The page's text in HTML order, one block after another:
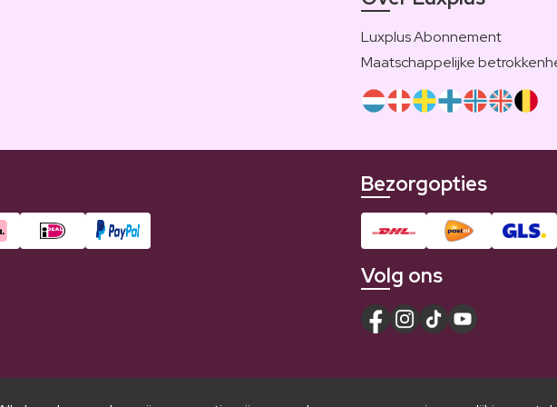
Luxplus Abonnement
Maatschappelijke
Bezorgopties
Volg ons